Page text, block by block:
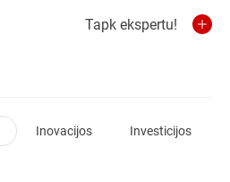
Tapk ekspertu!
Inovacijos Investicijos